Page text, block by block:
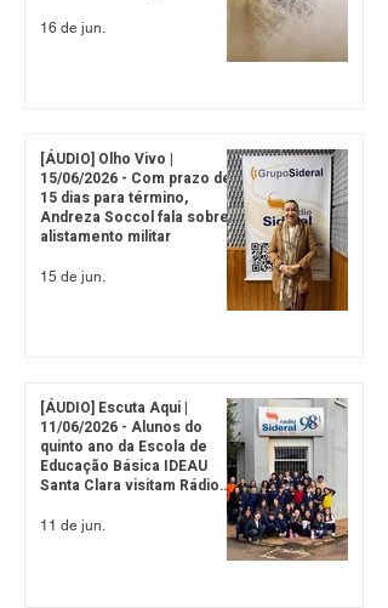
16 de jun.
[ÁUDIO] Olho Vivo |
15/06/2026 - Com prazo de
15 dias para término,
Andreza Soccol fala sobre
alistamento militar
15 de jun.
[ÁUDIO] Escuta Aqui |
11/06/2026 - Alunos do
quinto ano da Escola de
Educação Básica IDEAU
Santa Clara visitam Rádio
Científica e Festa Junina
11 de jun.